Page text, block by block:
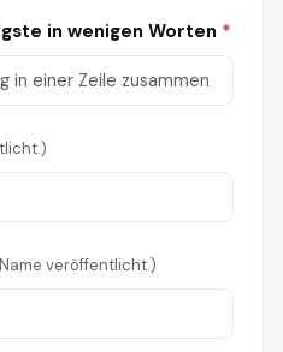
in wenigen Worten *
veröffentlicht.)